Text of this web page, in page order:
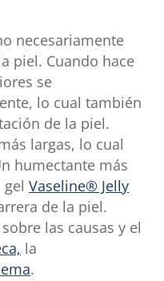
necesariamente
piel. Cuando hace
se
lo cual también
de la piel.
largas, lo cual
humectante más
Vaseline® Jelly
de la piel.
las causas y el
la
.